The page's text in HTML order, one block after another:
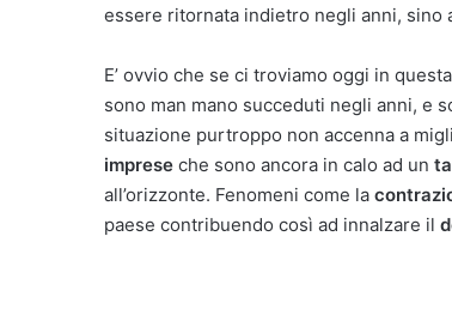
essere ritornata indietro negli anni, sino
E’ ovvio che se ci troviamo oggi in
sono man mano succeduti negli anni, e
situazione purtroppo non accenna a
imprese che sono ancora in calo ad un
all’orizzonte. Fenomeni come la
paese contribuendo così ad innalzare il